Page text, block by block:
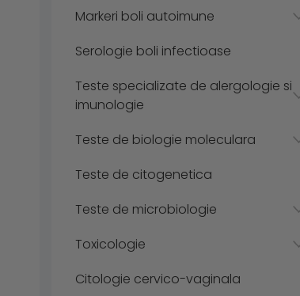
Markeri boli autoimune
Serologie boli infectioase
Teste specializate de alergologie si
imunologie
Teste de biologie moleculara
Teste de citogenetica
Teste de microbiologie
Toxicologie
Citologie cervico-vaginala